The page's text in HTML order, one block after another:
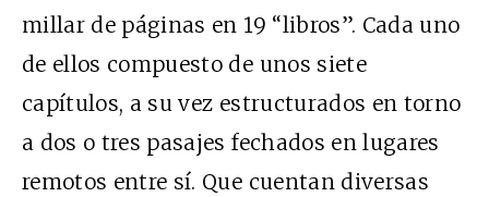
millar de páginas en 19 “libros”. Cada uno
de ellos compuesto de unos siete
capítulos, a su vez estructurados en torno
a dos o tres pasajes fechados en lugares
remotos entre sí. Que cuentan diversas